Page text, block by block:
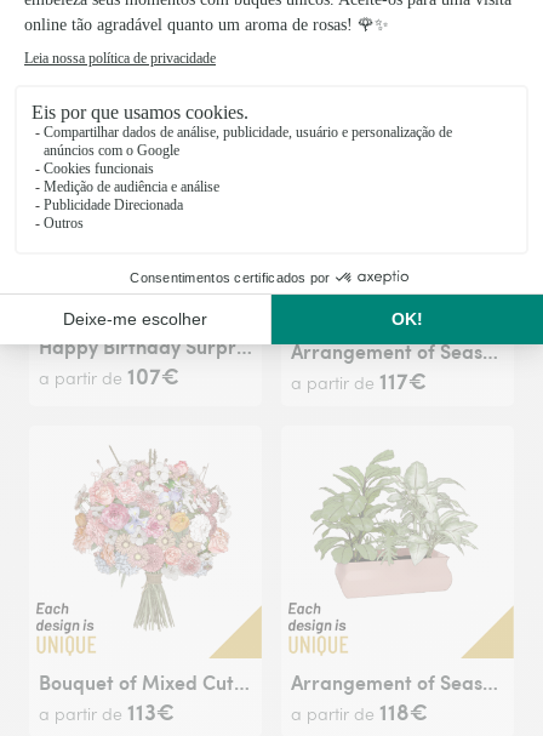
Odelia
a partir de 113€
Joy
Happy Birthday Surprise Bouquet
a partir de 107€
Arrangement of Seasonal Flowers
a partir de 117€
Bouquet of Mixed Cut Flowers
a partir de 113€
Arrangement of Seasonal Plants
a partir de 118€